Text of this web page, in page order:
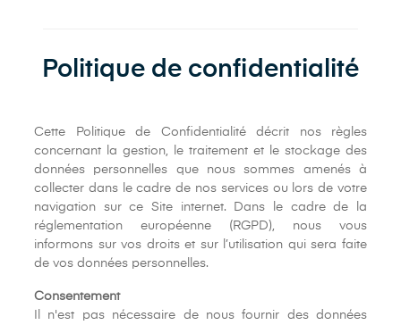
Politique de confidentialité
Cette Politique de Confidentialité décrit nos règles
concernant la gestion, le traitement et le stockage des
données personnelles que nous sommes amenés à
collecter dans le cadre de nos services ou lors de votre
navigation sur ce Site internet. Dans le cadre de la
réglementation européenne (RGPD), nous vous
informons sur vos droits et sur l’utilisation qui sera faite
de vos données personnelles.
Consentement
Il n'est pas nécessaire de nous fournir des données